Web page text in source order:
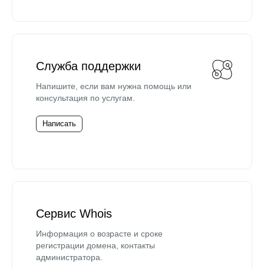
Служба поддержки
Напишите, если вам нужна помощь или
консультация по услугам.
Написать
Сервис Whois
Информация о возрасте и сроке
регистрации домена, контакты
администратора.